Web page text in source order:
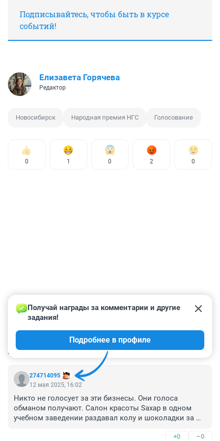
Подписывайтесь, чтобы быть в курсе
событий!
Елизавета Горячева
Редактор
Новосибирск Народная премия НГС Голосование
0 1 0 2 0
КОММЕНТАРИИ 7
274714095
Получай награды за комментарии и другие
задания!
Подробнее в профиле
12 мая 2025, 16:02
Никто не голосует за эти бизнесы. Они голоса
обманом получают. Салон красоты Sахар в одном
учебном заведении раздавал колу и шоколадки за
+0 –0